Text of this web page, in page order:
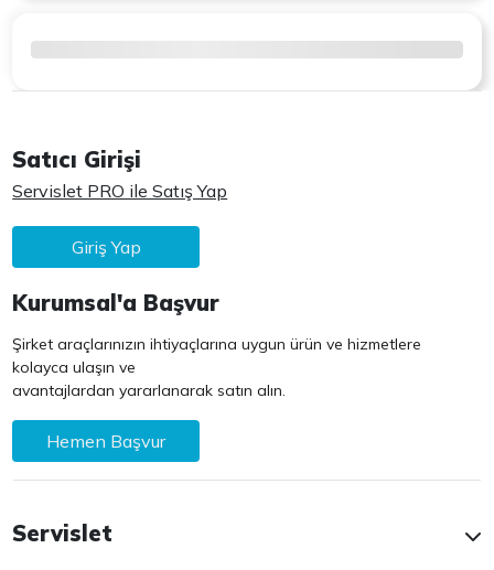
Satıcı Girişi
Servislet PRO ile Satış Yap
Giriş Yap
Kurumsal'a Başvur
Şirket araçlarınızın ihtiyaçlarına uygun ürün ve hizmetlere
kolayca ulaşın ve
avantajlardan yararlanarak satın alın.
Hemen Başvur
Servislet